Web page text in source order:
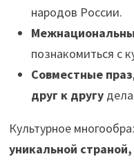
народов России.
познакомиться с
Совместные
друг к другу
Культурное
уникальной